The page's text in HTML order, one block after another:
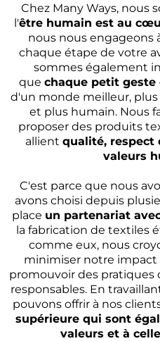
Chez Many Ways, nous
l'être humain est au
nous nous engageons
chaque étape de votre
sommes également
que chaque petit geste
d'un monde meilleur,
et plus humain. Nous
proposer des produits
allient qualité, respect
valeurs
C'est parce que nous
avons choisi depuis
place un partenariat
la fabrication de textiles
comme eux, nous
minimiser notre
promouvoir des
responsables. En
pouvons offrir à nos
supérieure qui sont
valeurs et à